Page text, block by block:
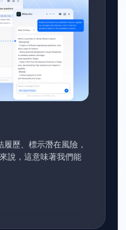
歷、標示潛在風險，
說，這意味著我們能